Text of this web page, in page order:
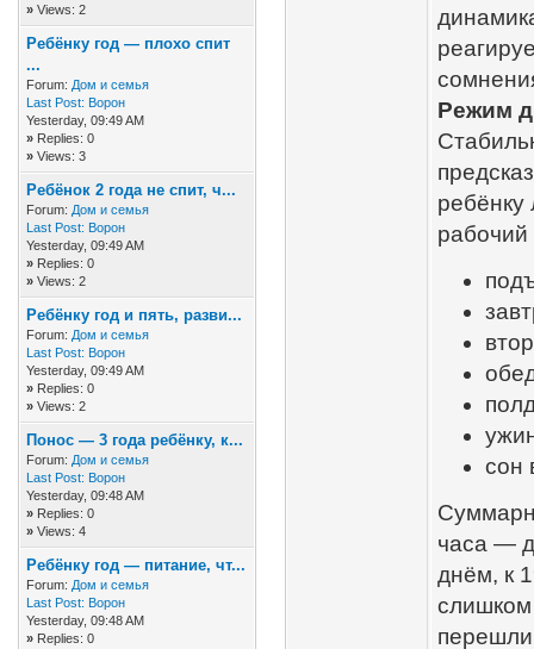
» Views: 2
Ребёнку год — плохо спит
...
Forum: Дом и семья
Last Post: Ворон
Yesterday, 09:49 AM
» Replies: 0
» Views: 3
Ребёнок 2 года не спит, ч...
Forum: Дом и семья
Last Post: Ворон
Yesterday, 09:49 AM
» Replies: 0
» Views: 2
Ребёнку год и пять, разви...
Forum: Дом и семья
Last Post: Ворон
Yesterday, 09:49 AM
» Replies: 0
» Views: 2
Понос — 3 года ребёнку, к...
Forum: Дом и семья
Last Post: Ворон
Yesterday, 09:48 AM
» Replies: 0
» Views: 4
Ребёнку год — питание, чт...
Forum: Дом и семья
Last Post: Ворон
Yesterday, 09:48 AM
» Replies: 0
Режим
ребёнку
рабочий
сон
часа —
днём, к
перешли